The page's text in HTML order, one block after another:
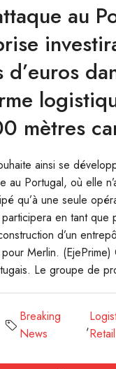
au
d’euros
mètres
ainsi se
au Portugal, où elle
qu’à une seule
en tant que
d’un
Merlin.
Le groupe de
Breaking
News
,
Retail